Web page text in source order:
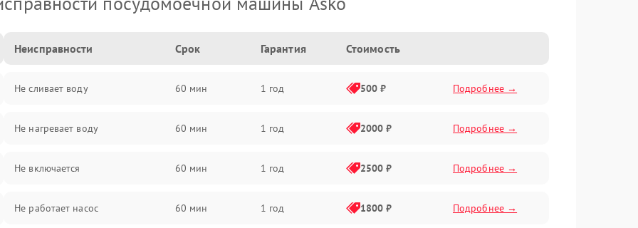
Неисправности Срок Гарантия Стоимость
Не сливает воду 60 мин 1 год 500 ₽ Подробнее →
Не нагревает воду 60 мин 1 год 2000 ₽ Подробнее →
Не включается 60 мин 1 год 2500 ₽ Подробнее →
Не работает насос 60 мин 1 год 1800 ₽ Подробнее →